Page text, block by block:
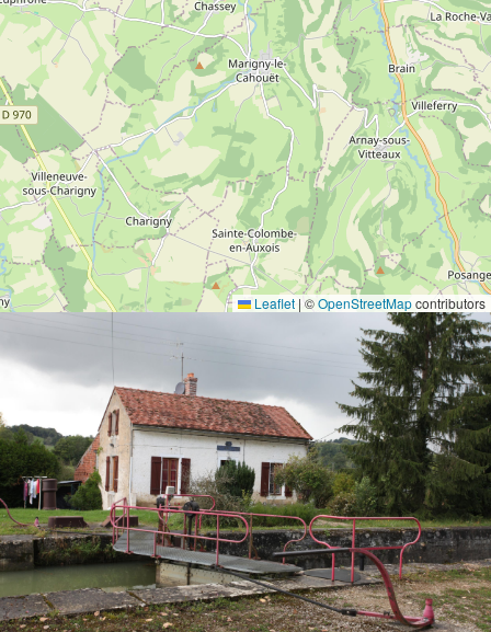
Leaflet | ©OpenStreetMapcontributors